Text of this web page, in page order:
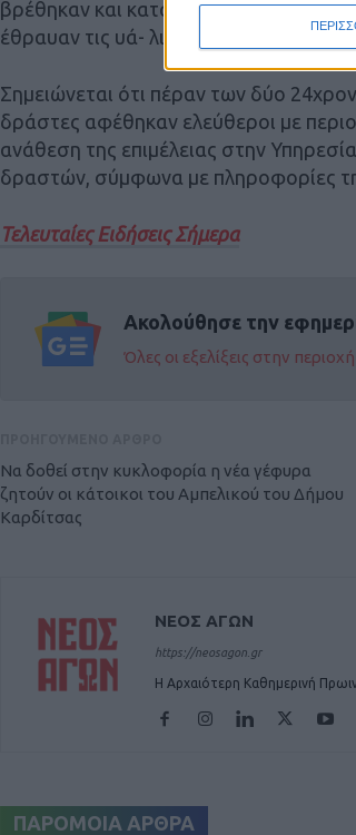
βρέθηκαν και κατασχέθηκαν, 1 σφυρί
έθραυαν τις υά- λινες θύρες των
Σημειώνεται ότι πέραν των δύο
δράστες αφέθηκαν ελεύθεροι με
ανάθεση της επιμέλειας στην
δραστών, σύμφωνα με πληροφορίες της
Τελευταίες Ειδήσεις Σήμερα
Ακολούθησε την
Όλες οι εξελίξεις στην
Να δοθεί στην κυκλοφορία η νέα γέφυρα
ζητούν οι κάτοικοι του Αμπελικού του Δήμου
Καρδίτσας
ΝΕΟΣ ΑΓΩΝ
https://neosagon.gr
Η Αρχαιότερη Καθημερινή
ΠΑΡΟΜΟΙΑ ΑΡΘΡΑ